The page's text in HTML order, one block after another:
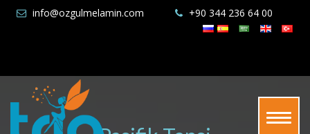
info@ozgulmelamin.com +90 344 236 64 00